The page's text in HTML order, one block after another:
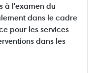
à l'examen du
dans le cadre
pour les services
dans les